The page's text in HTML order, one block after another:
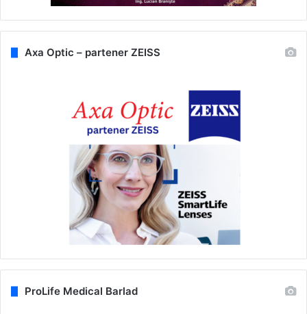
Axa Optic – partener ZEISS
ProLife Medical Barlad